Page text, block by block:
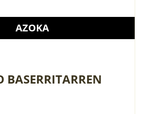
AZOKA